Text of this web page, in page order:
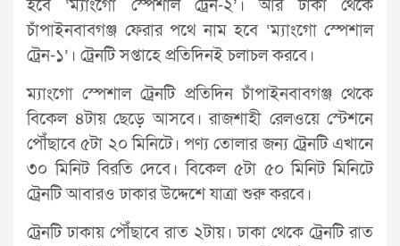
হবে ‘ম্যাংগো স্পেশাল ট্রেন-২’। আর ঢাকা থেকে
চাঁপাইনবাবগঞ্জ ফেরার পথে নাম হবে ‘ম্যাংগো স্পেশাল
ট্রেন-১’। ট্রেনটি সপ্তাহে প্রতিদিনই চলাচল করবে।
ম্যাংগো স্পেশাল ট্রেনটি প্রতিদিন চাঁপাইনবাবগঞ্জ থেকে
বিকেল ৪টায় ছেড়ে আসবে। রাজশাহী রেলওয়ে স্টেশনে
পৌঁছাবে ৫টা ২০ মিনিটে। পণ্য তোলার জন্য ট্রেনটি এখানে
৩০ মিনিট বিরতি দেবে। বিকেল ৫টা ৫০ মিনিট মিনিটে
ট্রেনটি আবারও ঢাকার উদ্দেশে যাত্রা শুরু করবে।
ট্রেনটি ঢাকায় পৌঁছাবে রাত ২টায়। ঢাকা থেকে ট্রেনটি রাত